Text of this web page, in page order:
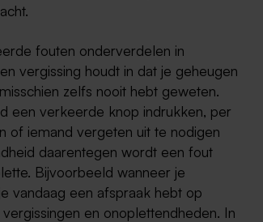
fouten onderverdelen in
vergissing houdt in dat je geheugen
zelfs nooit hebt geweten.
een verkeerde knop indrukken, per
of iemand vergeten uit te nodigen
daarentegen wordt een fout
Bijvoorbeeld wanneer je
vandaag een afspraak hebt op
en onoplettendheden. In